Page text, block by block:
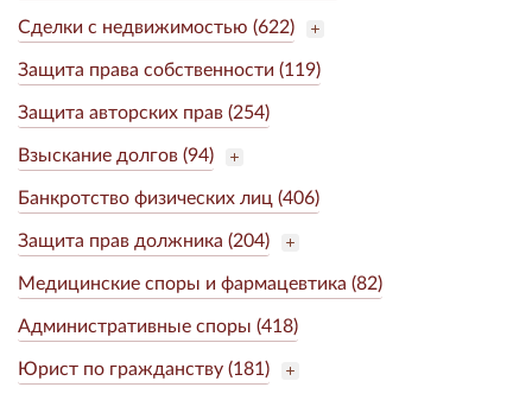
Сделки с недвижимостью (622)
Защита права собственности (119)
Защита авторских прав (254)
Взыскание долгов (94)
Банкротство физических лиц (406)
Защита прав должника (204)
Медицинские споры и фармацевтика (82)
Административные споры (418)
Юрист по гражданству (181)